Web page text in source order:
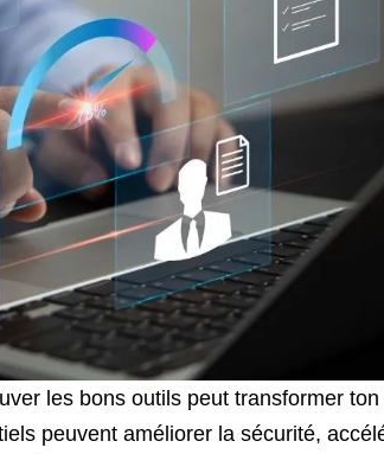
les bons outils peut transformer ton
peuvent améliorer la sécurité,